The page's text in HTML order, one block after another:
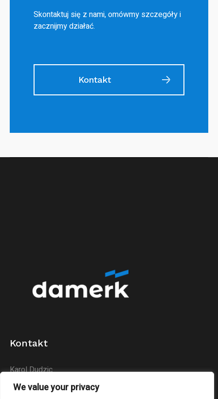
We value your privacy
Skontaktuj się z nami, omówmy szczegóły i
zacznijmy działać.
Kontakt
Kontakt
Karol Dudzic
Huta Podłysica 24B
26-004 Bieliny